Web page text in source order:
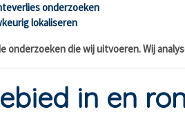
onderzoeken
lokaliseren
onderzoeken die wij uitvoeren. Wij
in en